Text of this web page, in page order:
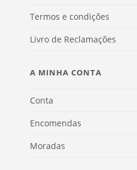
Termos e condições
Livro de Reclamações
A MINHA CONTA
Conta
Encomendas
Moradas